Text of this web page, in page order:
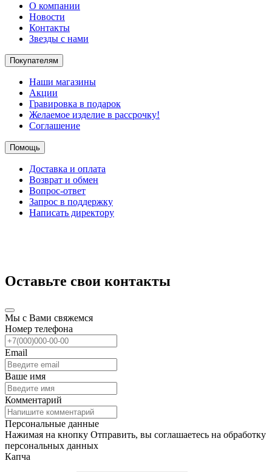
О компании
Новости
Контакты
Звезды с нами
Покупателям
Наши магазины
Акции
Гравировка в подарок
Желаемое изделие в рассрочку!
Соглашение
Помощь
Доставка и оплата
Возврат и обмен
Вопрос-ответ
Запрос в поддержку
Написать директору
Оставьте свои контакты
Мы с Вами свяжемся
Номер телефона
Email
Ваше имя
Комментарий
Персональные данные
Нажимая на кнопку Отправить, вы соглашаетесь на обработку
персональных данных
Капча